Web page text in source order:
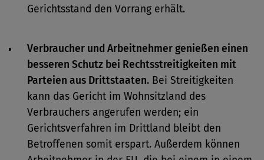
Gerichtsstand den Vorrang erhält.
Verbraucher und Arbeitnehmer genießen einen
besseren Schutz bei Rechtsstreitigkeiten mit
Parteien aus Drittstaaten. Bei Streitigkeiten
kann das Gericht im Wohnsitzland des
Verbrauchers angerufen werden; ein
Gerichtsverfahren im Drittland bleibt den
Betroffenen somit erspart. Außerdem können